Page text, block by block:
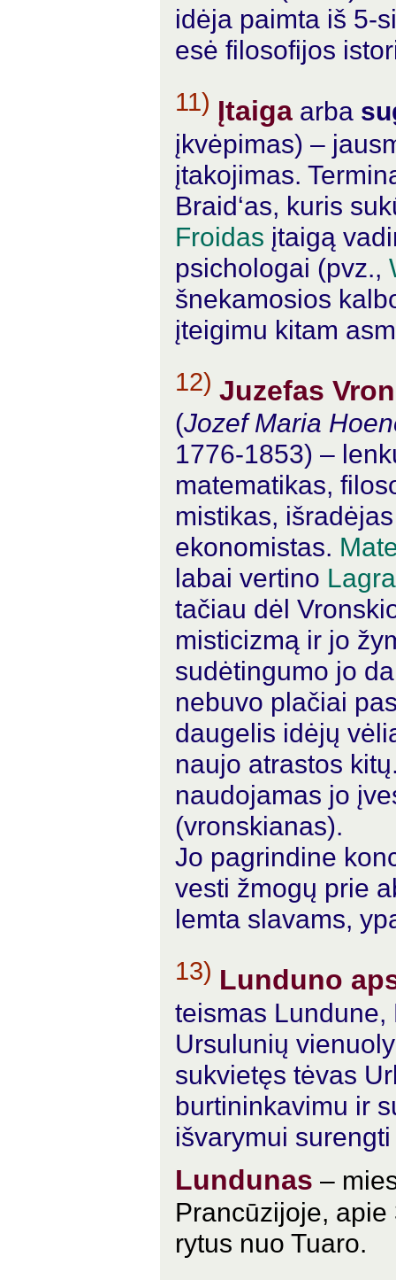
idėja paimta iš 5-
esė filosofijos
11) Įtaiga arba
įkvėpimas) –
įtakojimas.
Braid‘as, kuris
Froidas įtaigą
psichologai (pvz.,
šnekamosios
įteigimu kitam
12) Juzefas
(Jozef Maria
1776-1853) –
matematikas,
mistikas,
ekonomistas.
labai vertino
tačiau dėl
misticizmą ir jo
sudėtingumo jo
nebuvo plačiai
daugelis idėjų
naujo atrastos
naudojamas jo
(vronskianas).
Jo pagrindine
vesti žmogų prie
lemta slavams,
13) Lunduno
teismas
Ursulunių
sukvietęs tėvas
burtininkavimu ir
išvarymui
Lundunas –
Prancūzijoje,
rytus nuo Tuaro.